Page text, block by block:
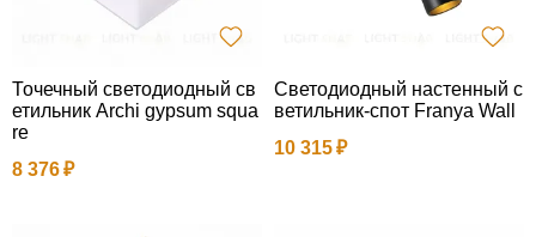
Точечный светодиодный св
етильник Archi gypsum squa
re
8 376
Светодиодный настенный с
ветильник-спот Franya Wall
10 315